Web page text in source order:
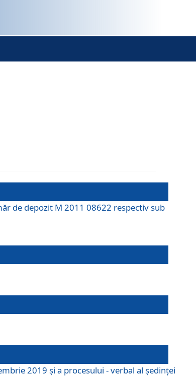
de depozit M 2011 08622 respectiv sub
2019 și a procesului - verbal al ședinței